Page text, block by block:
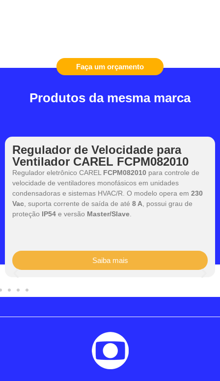
Faça um orçamento
Produtos da mesma marca
Regulador de Velocidade para
Ventilador CAREL FCPM082010
Regulador eletrônico CAREL FCPM082010 para controle de
velocidade de ventiladores monofásicos em unidades
condensadoras e sistemas HVAC/R. O modelo opera em 230
Vac , suporta corrente de saída de até 8 A , possui grau de
proteção IP54 e versão Master/Slave
Saiba mais